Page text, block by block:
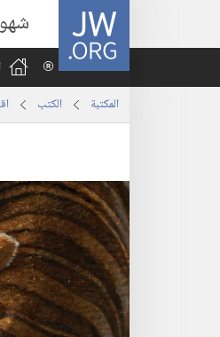
JW.ORG
المكتبة الكتب